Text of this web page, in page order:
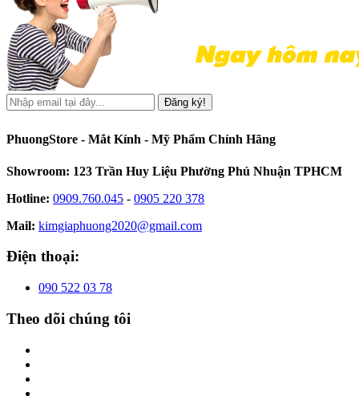
Đăng ký!
PhuongStore - Mắt Kính - Mỹ Phẩm Chính Hãng
Showroom: 123 Trần Huy Liệu Phường Phú Nhuận TPHCM
Hotline: 0909.760.045 - 0905 220 378
Mail: kimgiaphuong2020@gmail.com
Điện thoại:
090 522 03 78
Theo dõi chúng tôi